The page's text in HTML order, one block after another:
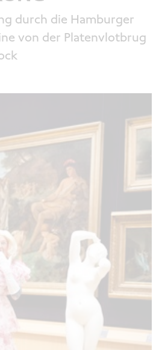
durch die Hamburger
von der Platenvlotbrug